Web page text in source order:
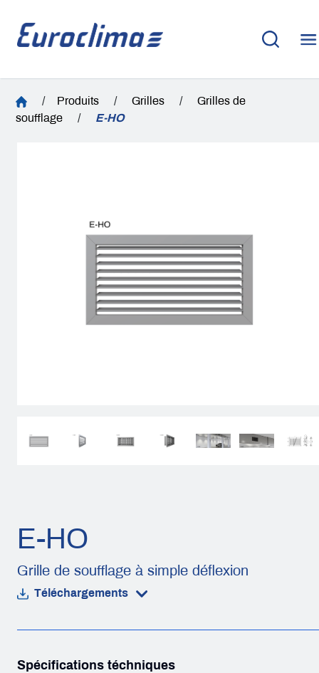
/ Produits / Grilles /
Grilles de
soufflage
/ E-HO
E-HO
Grille de soufflage à simple déflexion
Téléchargements
Spécifications téchniques